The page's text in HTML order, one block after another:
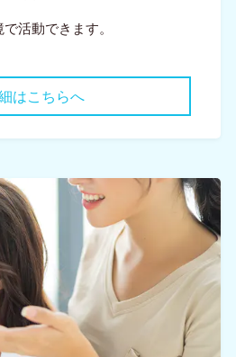
活動できます。
はこちらへ